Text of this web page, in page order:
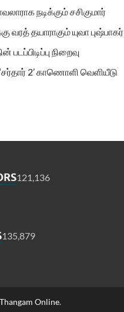
நடிக்கும் சசிகுமார்
வரத் தயாராகும் யுவா புஷ்பாகர்
படப்பிடிப்பு நிறைவு
‘சர்தார் 2’ காணொளி வெளியீடு
121,136
135,879
Thangam Online.